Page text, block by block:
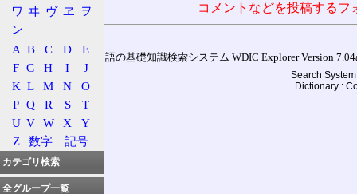
コメントなどを投稿する
通信用語の基礎知識検索システム WDIC Explorer Version
Search
Dictionary :
ワ ヰ ヴ ヱ
ヲ
ン
A B C D
E
F G H I
J
K L M N
O
P Q R S
T
U V W X
Y
Z
数字 記号
カテゴリ検索
全グループ一覧